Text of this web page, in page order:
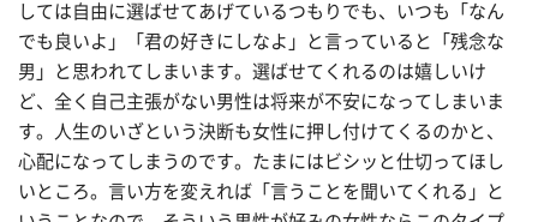
しては自由に選ばせてあげているつもりでも、いつも「なん
でも良いよ」「君の好きにしなよ」と言っていると「残念な
男」と思われてしまいます。選ばせてくれるのは嬉しいけ
ど、全く自己主張がない男性は将来が不安になってしまいま
す。人生のいざという決断も女性に押し付けてくるのかと、
心配になってしまうのです。たまにはビシッと仕切ってほし
いところ。言い方を変えれば「言うことを聞いてくれる」と